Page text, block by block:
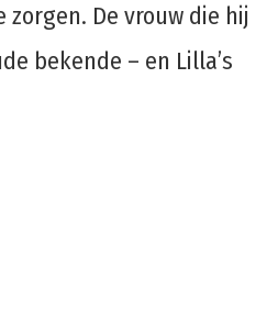
De vrouw die hij
bekende – en Lilla’s